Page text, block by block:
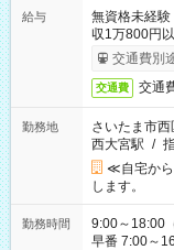
給与
無資格未経
収1万800円
交通費別
交通費 交通
勤務地
さいたま市西
西大宮駅 /
≪自宅か
します。
勤務時間
9:00～18:00（休憩60分） ■ご希
早番 7:00～16:00 遅